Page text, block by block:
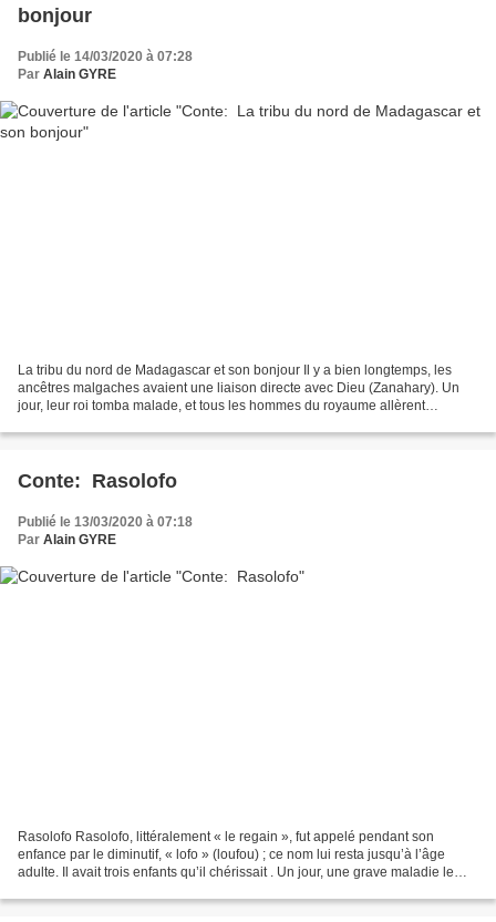
bonjour
Publié le 14/03/2020 à 07:28
Par Alain GYRE
La tribu du nord de Madagascar et son bonjour Il y a bien longtemps, les
ancêtres malgaches avaient une liaison directe avec Dieu (Zanahary). Un
jour, leur roi tomba malade, et tous les hommes du royaume allèrent
Conte: Rasolofo
Publié le 13/03/2020 à 07:18
Par Alain GYRE
Rasolofo Rasolofo, littéralement « le regain », fut appelé pendant son
enfance par le diminutif, « lofo » (loufou) ; ce nom lui resta jusqu’à l’âge
adulte. Il avait trois enfants qu’il chérissait . Un jour, une grave maladie le